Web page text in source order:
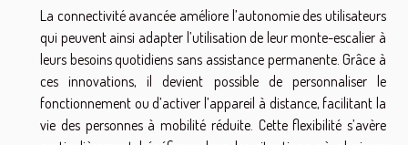
La connectivité avancée améliore l’autonomie des utilisateurs
qui peuvent ainsi adapter l’utilisation de leur monte-escalier à
leurs besoins quotidiens sans assistance permanente. Grâce à
ces innovations, il devient possible de personnaliser le
fonctionnement ou d’activer l’appareil à distance, facilitant la
vie des personnes à mobilité réduite. Cette flexibilité s’avère